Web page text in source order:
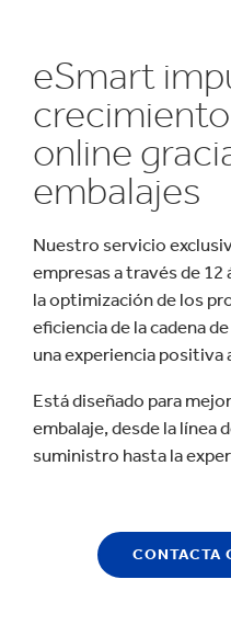
eSmart
online
embalajes
Nuestro servicio
empresas a través de 12
la optimización de los
eficiencia de la cadena
una experiencia positiva
Está diseñado para
embalaje, desde la línea
suministro hasta la
CONTACTA